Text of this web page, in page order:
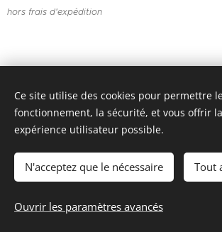
hors frais d'expédition
Ajouter au panier
Joie de l'attelage - Valbelette 48400
- +33 4 66 45 07 19 ou +33 6 73
Ce site utilise des cookies pour permettre
fonctionnement, la sécurité, et vous offrir
expérience utilisateur possible.
N'acceptez que le nécessaire Tout
Ouvrir les paramètres avancés